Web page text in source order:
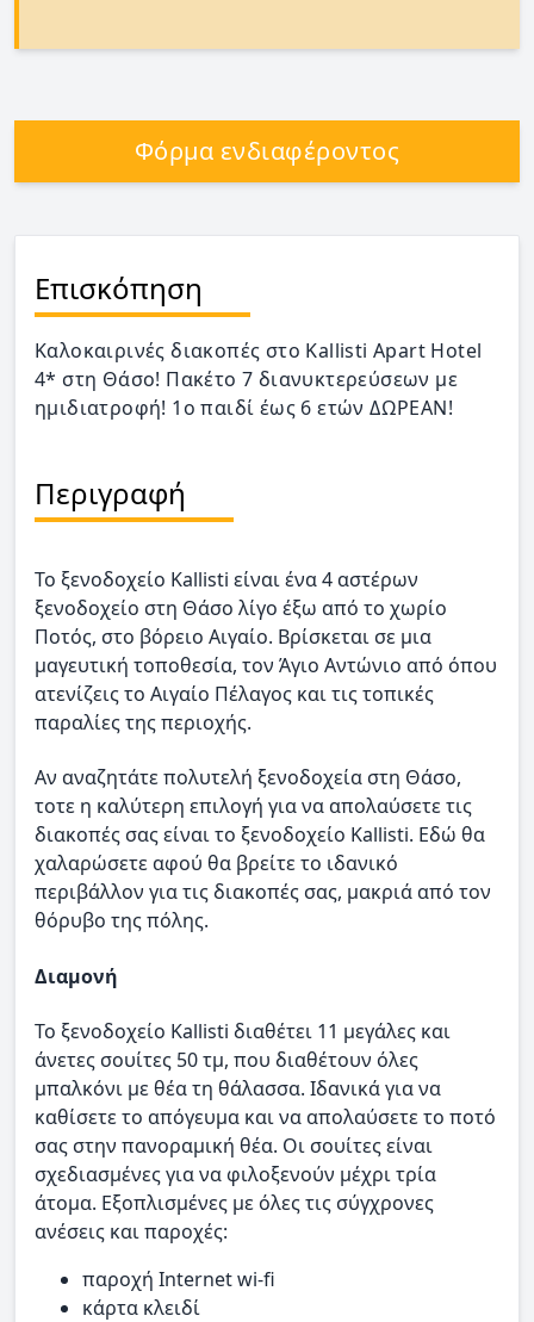
Φόρμα ενδιαφέροντος
Επισκόπηση
Καλοκαιρινές διακοπές στο Kallisti Apart Hotel
4* στη Θάσο! Πακέτο 7 διανυκτερεύσεων με
ημιδιατροφή! 1ο παιδί έως 6 ετών ΔΩΡΕΑΝ!
Περιγραφή
Το ξενοδοχείο Kallisti είναι ένα 4 αστέρων
ξενοδοχείο στη Θάσο λίγο έξω από το χωρίο
Ποτός, στο βόρειο Αιγαίο. Βρίσκεται σε μια
μαγευτική τοποθεσία, τον Άγιο Αντώνιο από όπου
ατενίζεις το Αιγαίο Πέλαγος και τις τοπικές
παραλίες της περιοχής.
Αν αναζητάτε πολυτελή ξενοδοχεία στη Θάσο,
τοτε η καλύτερη επιλογή για να απολαύσετε τις
διακοπές σας είναι το ξενοδοχείο Kallisti. Εδώ θα
χαλαρώσετε αφού θα βρείτε το ιδανικό
περιβάλλον για τις διακοπές σας, μακριά από τον
θόρυβο της πόλης.
Διαμονή
Το ξενοδοχείο Kallisti διαθέτει 11 μεγάλες και
άνετες σουίτες 50 τμ, που διαθέτουν όλες
μπαλκόνι με θέα τη θάλασσα. Ιδανικά για να
καθίσετε το απόγευμα και να απολαύσετε το ποτό
σας στην πανοραμική θέα. Οι σουίτες είναι
σχεδιασμένες για να φιλοξενούν μέχρι τρία
άτομα. Εξοπλισμένες με όλες τις σύγχρονες
ανέσεις και παροχές:
παροχή Internet wi-fi
κάρτα κλειδί